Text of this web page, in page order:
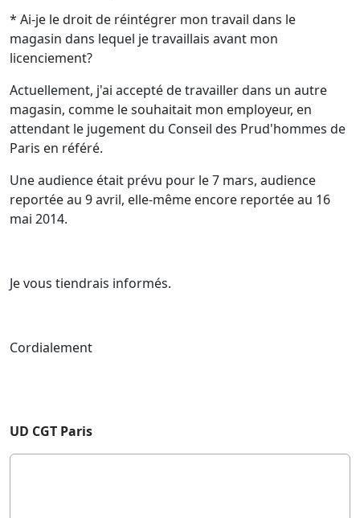
* Ai-je le droit de réintégrer mon travail dans le
magasin dans lequel je travaillais avant mon
licenciement?
Actuellement, j'ai accepté de travailler dans un autre
magasin, comme le souhaitait mon employeur, en
attendant le jugement du Conseil des Prud'hommes de
Paris en référé.
Une audience était prévu pour le 7 mars, audience
reportée au 9 avril, elle-même encore reportée au 16
mai 2014.
Je vous tiendrais informés.
Cordialement
UD CGT Paris